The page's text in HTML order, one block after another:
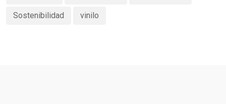
Sostenibilidad vinilo